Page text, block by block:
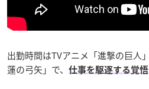
出勤時間はTVアニメ「進撃の巨人
蓮の弓矢」で、
仕事を駆逐する覚悟